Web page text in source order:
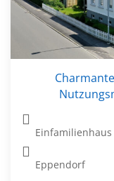
Einfamilienhaus
Eppendorf